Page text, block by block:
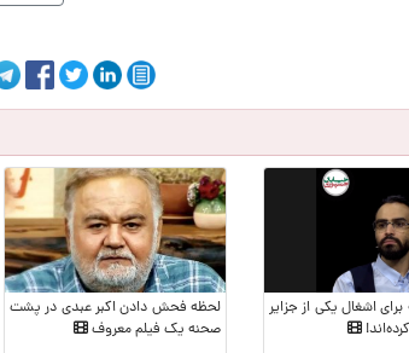
اشغال یکی از جزایر
لحظه‌ فحش دادن اکبر عبدی در پشت
صحنه یک فیلم معروف